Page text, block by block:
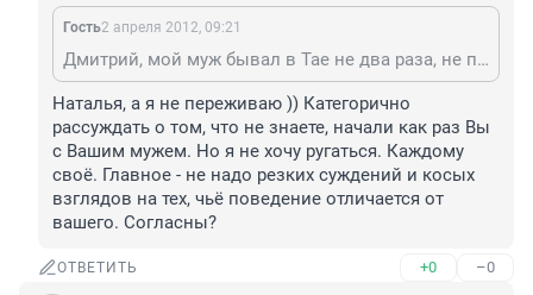
Гость2 апреля 2012, 09:21
Дмитрий, мой муж бывал в Тае не два раза, не переживайте) И не надо так категорично рассуждать о том, чего Вы не знаете. А если для Вас нормальный семейный отдых называется подкаблудничеством, то видимо, Вы еще не встретили ту женщину, с которой Вам захочется отдыхать вместе даже в Таиланде))
Наталья, а я не переживаю )) Категорично
рассуждать о том, что не знаете, начали как раз Вы
с Вашим мужем. Но я не хочу ругаться. Каждому
своё. Главное - не надо резких суждений и косых
взглядов на тех, чьё поведение отличается от
вашего. Согласны?
ОТВЕТИТЬ +0 –0